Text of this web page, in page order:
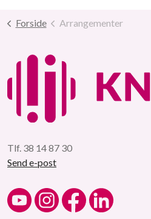
Forside Arrangementer
Tlf. 38 14 87 30
Send e-post